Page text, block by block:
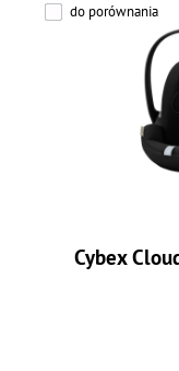
do porównania
Cybex